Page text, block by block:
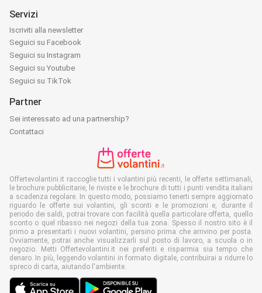
Servizi
Iscriviti alla newsletter
Seguici su Facebook
Seguici su Instagram
Seguici su Youtube
Seguici su TikTok
Partner
Sei interessato ad una partnership?
Contattaci
Offertevolantini.it raccoglie tutti i volantini più recenti, le offerte settimanali,
le brochure pubblicitarie, le riviste e le brochure di tutti i punti vendita italiani
a scadenza regolare. In questo modo, possiamo tenerti sempre aggiornato
riguardo le offerte sui volantini, gli sconti e le promozioni e, durante il
periodo dei saldi, potrai trovare con facilità quella particolare offerta, quello
sconto o quel ribasso nei negozi della tua zona. Spesso il nostro sito è il
primo a presentarti i nuovi volantini, persino prima che arrivino per posta.
Ovviamente, potrai anche visualizzarli sul posto di lavoro, a scuola o in
negozio. Metti Offertevolantini.it nei preferiti e risparmia sia tempo che
denaro. In più, leggendo volantini in formato digitale, contribuirai a ridurre lo
spreco di carta, aiutando l'ambiente.